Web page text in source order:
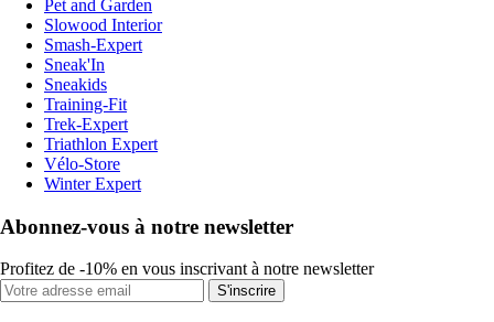
Pet and Garden
Slowood Interior
Smash-Expert
Sneak'In
Sneakids
Training-Fit
Trek-Expert
Triathlon Expert
Vélo-Store
Winter Expert
Abonnez-vous à notre newsletter
Profitez de -10% en vous inscrivant à notre newsletter
S'inscrire